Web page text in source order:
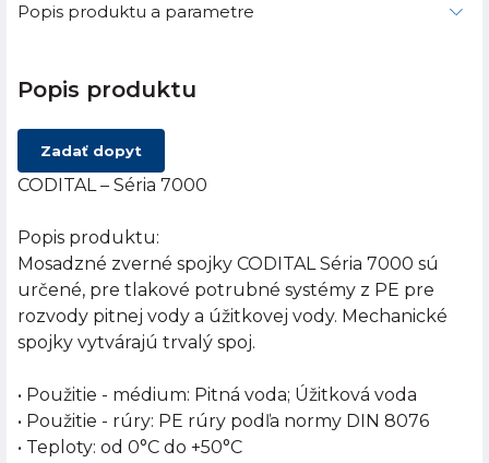
Popis produktu a parametre
Popis produktu
Zadať dopyt
CODITAL – Séria 7000
Popis produktu:
Mosadzné zverné spojky CODITAL Séria 7000 sú
určené, pre tlakové potrubné systémy z PE pre
rozvody pitnej vody a úžitkovej vody. Mechanické
spojky vytvárajú trvalý spoj.
• Použitie - médium: Pitná voda; Úžitková voda
• Použitie - rúry: PE rúry podľa normy DIN 8076
• Teploty: od 0°C do +50°C